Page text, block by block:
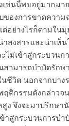
ช่นนี้พบอยู่มากมา
ของการขาดความ
อย่างไรก็ตามใน
สงสารและน่าเห็น
ไม่เข้าสู่กระบวนก
สามารถบำบัดรักษ
นชีวิต นอกจากบาง
ฤติกรรมดังกล่าวจ
สูง จึงจะมาปรึกษา
าสู่กระบวนการบำ